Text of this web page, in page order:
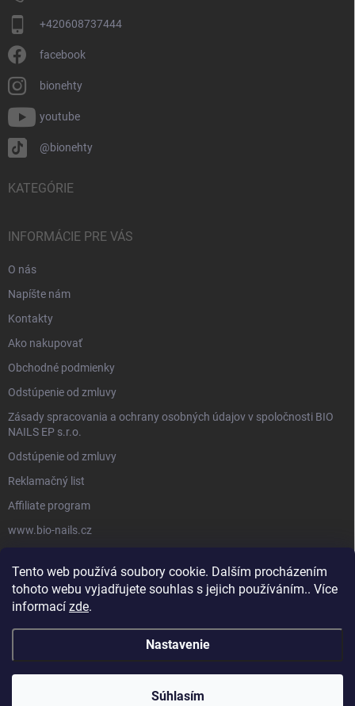
Tento web používá soubory cookie. Dalším procházením
tohoto webu vyjadřujete souhlas s jejich používáním.. Více
informací zde.
Nastavenie
Súhlasím
+420608737444
facebook
bionehty
youtube
@bionehty
KATEGÓRIE
INFORMÁCIE PRE VÁS
O nás
Napíšte nám
Kontakty
Ako nakupovať
Obchodné podmienky
Odstúpenie od zmluvy
Zásady spracovania a ochrany osobných údajov v spoločnosti BIO
NAILS EP s.r.o.
Odstúpenie od zmluvy
Reklamačný list
Affiliate program
www.bio-nails.cz
FACEBOOK
BIO NAILS . Všetky práva vyhradené.